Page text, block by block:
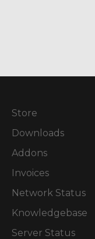
Store
Downloads
Addons
Invoices
Network Status
Knowledgebase
Server Status